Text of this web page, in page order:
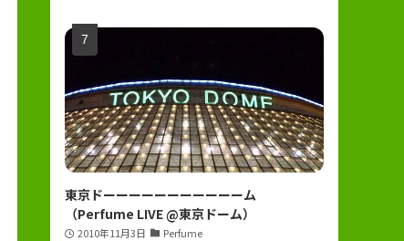
東京ドーーーーーーーーーーーム
（Perfume LIVE @東京ドーム）
2010年11月3日 Perfume